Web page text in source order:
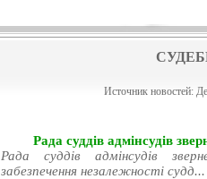
Источник новостей:
Рада суддів адмінсудів
Рада суддів адмінсудів
забезпечення незалежності судд...